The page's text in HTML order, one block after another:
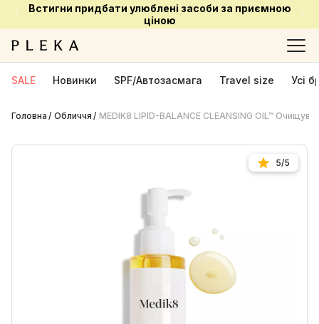
Встигни придбати улюблені засоби за приємною
ціною
SALE Новинки SPF/Автозасмага Travel size Усі
Головна Обличчя MEDIK8 LIPID-BALANCE CLEANSING OIL™
5/5